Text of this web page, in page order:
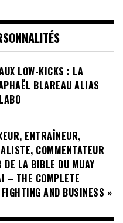
LOW-KICKS : LA
BLAREAU ALIAS
ENTRAÎNEUR,
COMMENTATEUR
DE LA BIBLE DU MUAY
– THE COMPLETE
AND BUSINESS »